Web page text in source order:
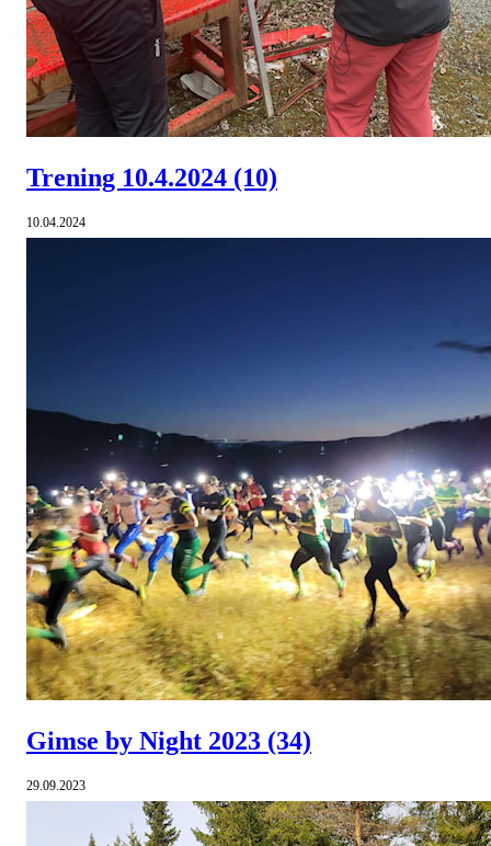
Trening 10.4.2024 (10)
10.04.2024
Gimse by Night 2023 (34)
29.09.2023